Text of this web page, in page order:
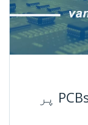
EMS مینوفیکچرنگ میں PCBs پر